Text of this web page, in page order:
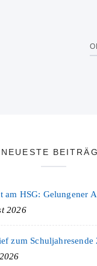
NEUESTE
2026
zum Schuljahresende